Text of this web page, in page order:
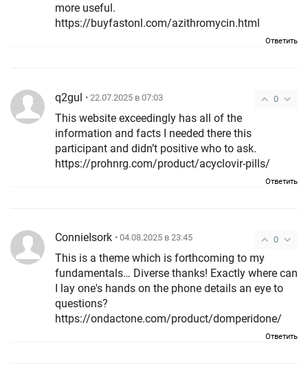
more useful.
https://buyfastonl.com/azithromycin.html
Ответить
0
q2gul • 22.07.2025 в 07:03
This website exceedingly has all of the
information and facts I needed there this
participant and didn’t positive who to ask.
https://prohnrg.com/product/acyclovir-pills/
Ответить
0
ConnieIsork • 04.08.2025 в 23:45
This is a theme which is forthcoming to my
fundamentals… Diverse thanks! Exactly where can
I lay one's hands on the phone details an eye to
questions?
https://ondactone.com/product/domperidone/
Ответить